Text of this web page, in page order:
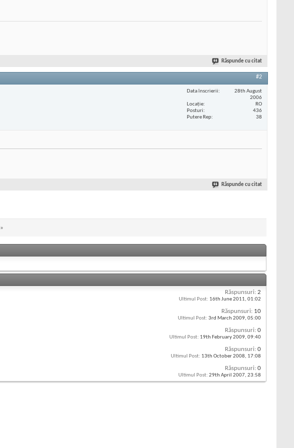
Răspunde cu citat
#2
Data înscrierii
28th August
2006
Locaţie
RO
Posturi
436
Putere Rep
38
Răspunde cu citat
»
Răspunsuri: 2
Ultimul Post: 16th June 2011, 01:02
Răspunsuri: 10
Ultimul Post: 3rd March 2009, 05:00
Răspunsuri: 0
Ultimul Post: 19th February 2009, 09:40
Răspunsuri: 0
Ultimul Post: 13th October 2008, 17:08
Răspunsuri: 0
Ultimul Post: 29th April 2007, 23:58